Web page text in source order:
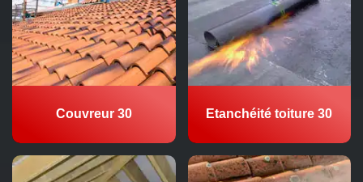
Couvreur 30 Etanchéité toiture 30